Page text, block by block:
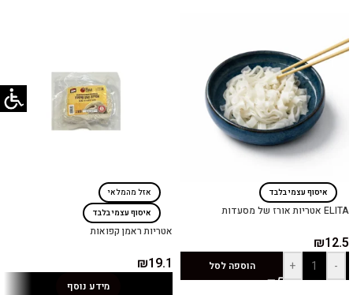
איסוף עצמי בלבד
ELITA אטריות אורז של מסעדות
₪12.5
-
+ הוספה לסל
אזל מהמלאי
איסוף עצמי בלבד
אטריות ראמן קפואות
₪19.1
מידע נוסף